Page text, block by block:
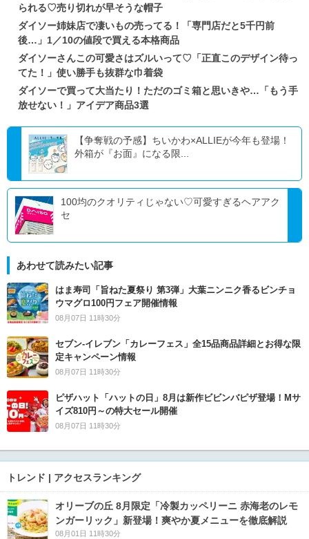
られる♡売り切れが早そうな帽子
ダイソー姉妹店で凄いもの売ってる！「専門店だと5千円前
後…」1／10の値段で買える本格商品
ダイソーさんこの可愛さはズルいって♡「正直このデザイン待っ
てた！」使い勝手も抜群な巾着袋
ダイソーで買って大当たり！ただのゴミ箱と思いきや…「もう手
放せない！」アイデア商品3選
【争奪戦の予感】ちいかわ×ALLIEが今年も登場！
外箱が『お面』になる限...
100均のクオリティじゃない♡可愛すぎるヘアアク
セ
あわせて読みたい記事
はま寿司「旨ねた夏祭り 第3弾」大葉ニンニク香るビンチョ
ウマグロ100円フェア開催情報
08月07日 11時30分
セブン‐イレブン「カレーフェス」全15品商品詳細とお得な限
定キャンペーン情報
08月07日 11時30分
ピザハット「ハットの日」8月は新作ビビンバピザ登場！Mサ
イズ810円～の特大セール開催
08月07日 11時30分
トレンド | アクセスランキング
オリーブの丘 8月限定「冷製カッペリーニ 赤海老のレモ
ンガーリック」新登場！爽やか夏メニューを徹底解説
08月01日 11時30分